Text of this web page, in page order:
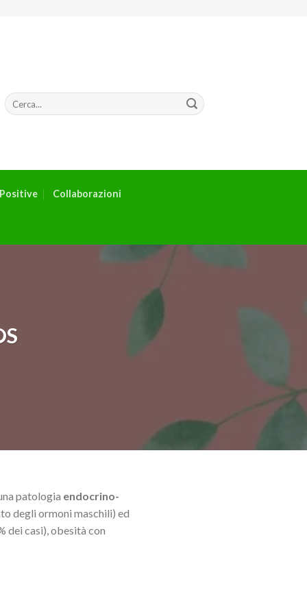
Collaborazioni
patologia endocrino-
degli ormoni maschili) ed
dei casi), obesità con